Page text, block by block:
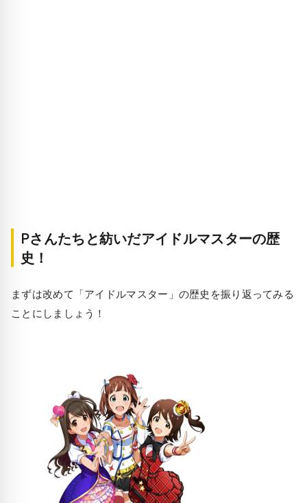
Pさんたちと紡いだアイドルマスターの歴
史！
まずは改めて「アイドルマスター」の歴史を振り返ってみる
ことにしましょう！